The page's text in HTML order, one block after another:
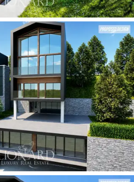
vidro com tripla inclinação,
óptico que captura a
uma vista cristalina dos picos
interiores, caracterizado por um
e focado nos materiais,
com vigas expostas em
de carvalho claro. O mobiliário,
até o último detalhe e
paleta orgânicade tons cinza-
inclui assentos estofados
redor de uma mesa de centro,
derefinada intimidade alpina
acima das encostas.